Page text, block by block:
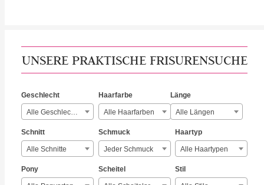
UNSERE PRAKTISCHE FRISURENSUCHE
Geschlecht
Alle Geschlechter
Haarfarbe
Alle Haarfarben
Länge
Alle Längen
Schnitt
Alle Schnitte
Schmuck
Jeder Schmuck
Haartyp
Alle Haartypen
Pony Scheitel Stil